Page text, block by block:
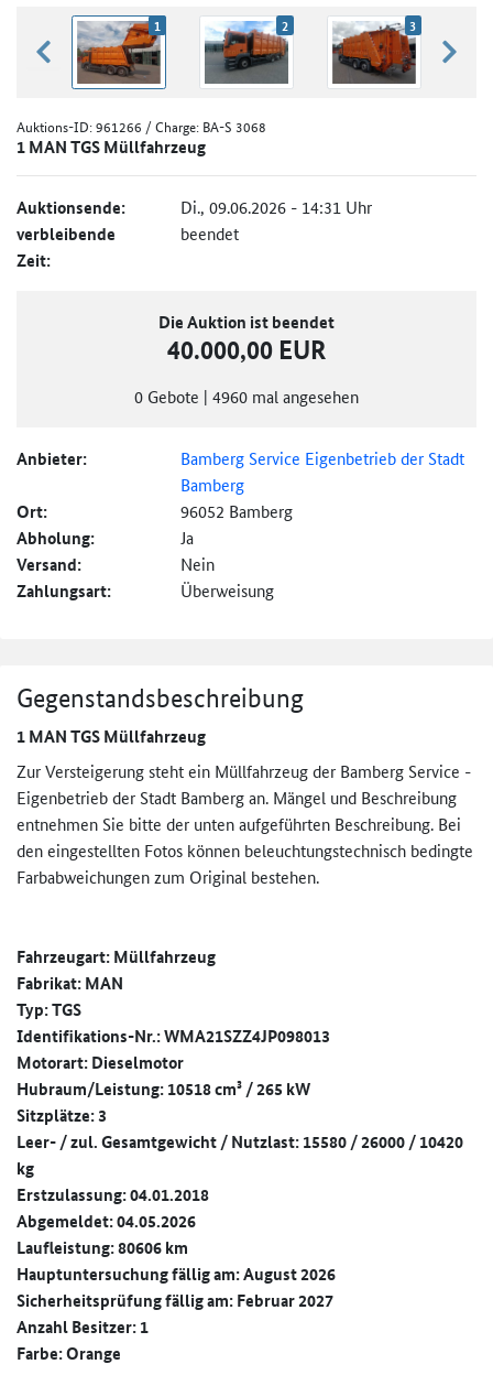
zurück blättern
1 2 3
Auktions-ID:961266 / Charge: BA-S 3068
1 MAN TGS Müllfahrzeug
Auktionsende: Di., 09.06.2026 - 14:31 Uhr
verbleibende
Zeit:
beendet
Die Auktion ist beendet
40.000,00 EUR
0 Gebote | 4960 mal angesehen
Anbieter:
Bamberg Service Eigenbetrieb der Stadt
Bamberg
Ort: 96052 Bamberg
Abholung: Ja
Versand: Nein
Zahlungsart: Überweisung
Gegenstandsbeschreibung
1 MAN TGS Müllfahrzeug
Zur Versteigerung steht ein Müllfahrzeug der Bamberg Service -
Eigenbetrieb der Stadt Bamberg an. Mängel und Beschreibung
entnehmen Sie bitte der unten aufgeführten Beschreibung. Bei
den eingestellten Fotos können beleuchtungstechnisch bedingte
Farbabweichungen zum Original bestehen.
Fahrzeugart: Müllfahrzeug
Fabrikat: MAN
Typ: TGS
Identifikations-Nr.: WMA21SZZ4JP098013
Motorart: Dieselmotor
Hubraum/Leistung: 10518 cm³ / 265 kW
Sitzplätze: 3
Leer- / zul. Gesamtgewicht / Nutzlast: 15580 / 26000 / 10420
kg
Erstzulassung: 04.01.2018
Abgemeldet: 04.05.2026
Laufleistung: 80606 km
Hauptuntersuchung fällig am: August 2026
Sicherheitsprüfung fällig am: Februar 2027
Anzahl Besitzer: 1
Farbe: Orange